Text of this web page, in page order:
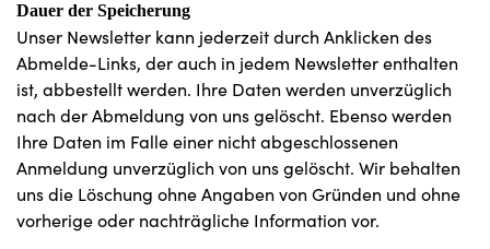
Dauer der Speicherung
Unser Newsletter kann jederzeit durch Anklicken des
Abmelde-Links, der auch in jedem Newsletter enthalten
ist, abbestellt werden. Ihre Daten werden unverzüglich
nach der Abmeldung von uns gelöscht. Ebenso werden
Ihre Daten im Falle einer nicht abgeschlossenen
Anmeldung unverzüglich von uns gelöscht. Wir behalten
uns die Löschung ohne Angaben von Gründen und ohne
vorherige oder nachträgliche Information vor.